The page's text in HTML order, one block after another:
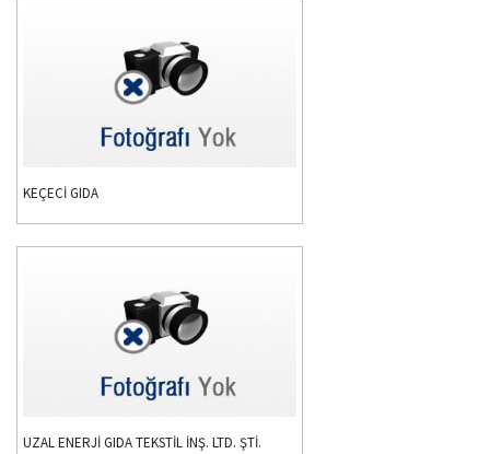
KEÇECİ GIDA
UZAL ENERJİ GIDA TEKSTİL İNŞ. LTD. ŞTİ.